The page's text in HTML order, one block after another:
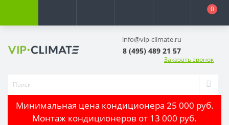
0
info@vip-climate.ru
8 (495) 489 21 57
Заказать звонок
Минимальная цена кондиционера 25 000 руб.
Монтаж кондиционеров от 13 000 руб.